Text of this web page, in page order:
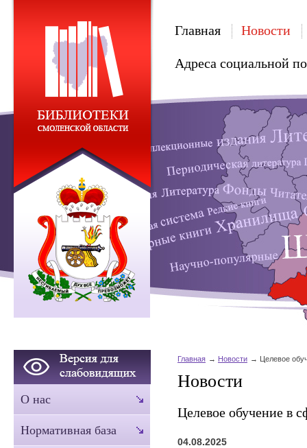
Главная Новости
Адреса социальной
Главная Новости Целевое
Новости
Целевое обучение в
04.08.2025
О нас
Нормативная база